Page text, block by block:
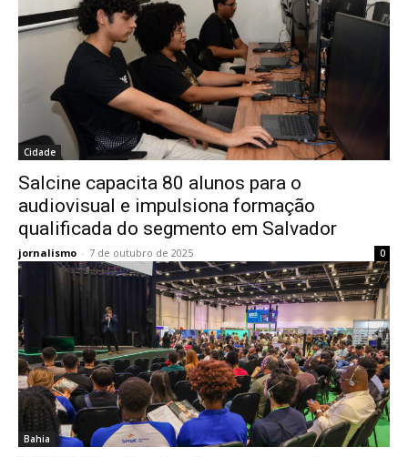
Cidade
Salcine capacita 80 alunos para o
audiovisual e impulsiona formação
qualificada do segmento em Salvador
jornalismo - 7 de outubro de 2025 0
Bahia